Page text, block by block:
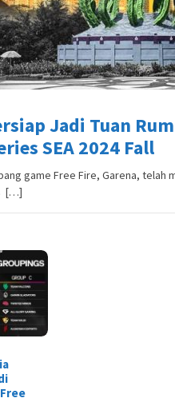
Jadi Tuan
SEA 2024 Fall
game Free Fire, Garena, telah
[…]